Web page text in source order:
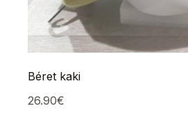
Béret kaki
26.90€